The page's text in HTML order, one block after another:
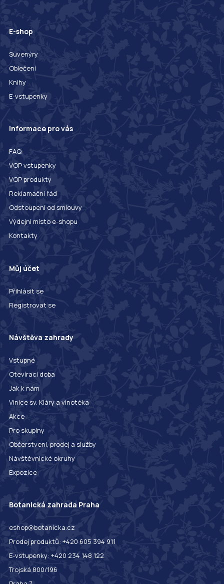
E-shop
Suvenýry
Oblečení
Knihy
E-vstupenky
Informace pro vás
FAQ
VOP vstupenky
VOP produkty
Reklamační řád
Odstoupení od smlouvy
Výdejní místo e-shopu
Kontakty
Můj účet
Přihlásit se
Registrovat se
Návštěva zahrady
Vstupné
Otevírací doba
Jak k nám
Vinice sv. Kláry a vinotéka
Akce
Pro skupiny
Občerstvení, prodej a služby
Návštěvnické okruhy
Expozice
Botanická zahrada Praha
eshop@botanicka.cz
Prodej produktů: +420 605 394 911
E-vstupenky: +420 234 148 122
Trojská 800/196